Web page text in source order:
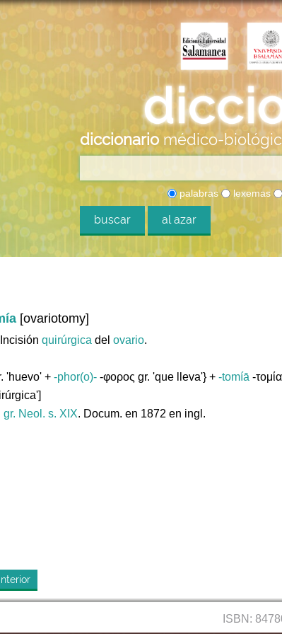
diccionario médico-
palabras lexemas
buscar al azar
[ovariotomy]
quirúrgica del ovario.
'huevo' + -phor(o)- -φορος gr. 'que lleva'} + -tomíā -
gr. Neol. s. XIX. Docum. en 1872 en ingl.
ISBN: